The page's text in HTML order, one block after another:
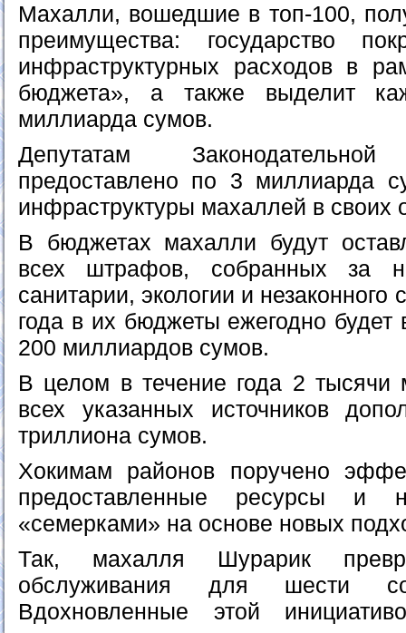
Махалли, вошедшие в топ-100,
преимущества: государство
инфраструктурных расходов в
бюджета», а также выделит
миллиарда сумов.
Депутатам
предоставлено по 3 миллиарда
инфраструктуры махаллей в своих
В бюджетах махалли будут
всех штрафов, собранных за
санитарии, экологии и незаконного
года в их бюджеты ежегодно
200 миллиардов сумов.
В целом в течение года 2 тысячи
всех указанных источников
триллиона сумов.
Хокимам районов поручено
предоставленные ресурсы и
«семерками» на основе новых
Так, махалля Шурарик
обслуживания для шести
Вдохновленные этой